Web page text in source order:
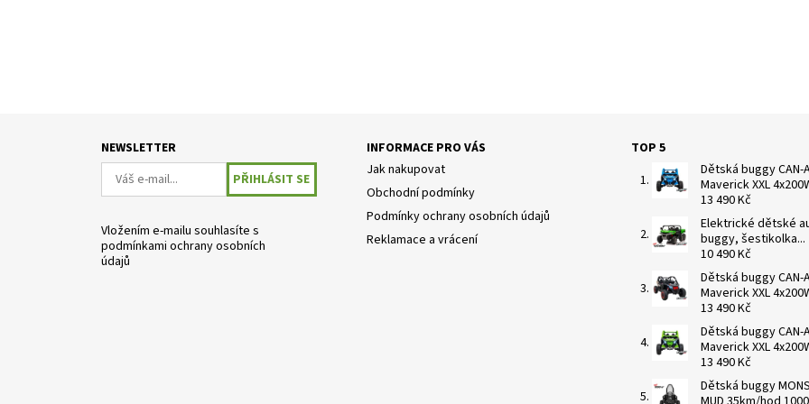
NEWSLETTER
Vložením e-mailu souhlasíte s
podmínkami ochrany osobních
údajů
INFORMACE PRO VÁS
Jak nakupovat
Obchodní podmínky
Podmínky ochrany osobních údajů
Reklamace a vrácení
TOP 5
Dětská buggy CAN-
Maverick XXL
13 490 Kč
Elektrické dětské
buggy, šestikolka...
10 490 Kč
Dětská buggy CAN-
Maverick XXL
13 490 Kč
Dětská buggy CAN-
Maverick XXL
13 490 Kč
Dětská buggy